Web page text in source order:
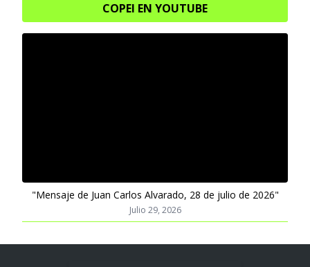
COPEI EN YOUTUBE
"Mensaje de Juan Carlos Alvarado, 28 de julio de 2026"
Julio 29, 2026